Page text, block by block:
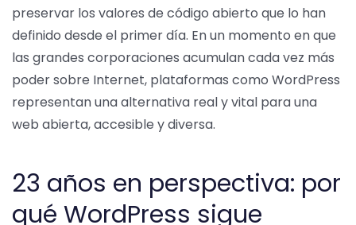
preservar los valores de código abierto que lo han
definido desde el primer día. En un momento en que
las grandes corporaciones acumulan cada vez más
poder sobre Internet, plataformas como WordPress
representan una alternativa real y vital para una
web abierta, accesible y diversa.
23 años en perspectiva: por
qué WordPress sigue